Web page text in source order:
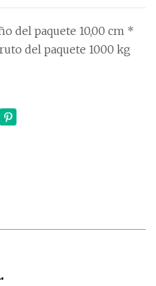
del paquete 10,00 cm *
del paquete 1000 kg